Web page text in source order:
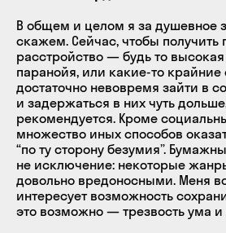
В общем и целом я за душевное
скажем. Сейчас, чтобы получить
расстройство — будь то
паранойя, или какие-то
достаточно невовремя зайти в
и задержаться в них чуть
рекомендуется. Кроме
множество иных способов
“по ту сторону безумия”.
не исключение: некоторые
довольно вредоносными. Меня
интересует возможность
это возможно — трезвость ума и